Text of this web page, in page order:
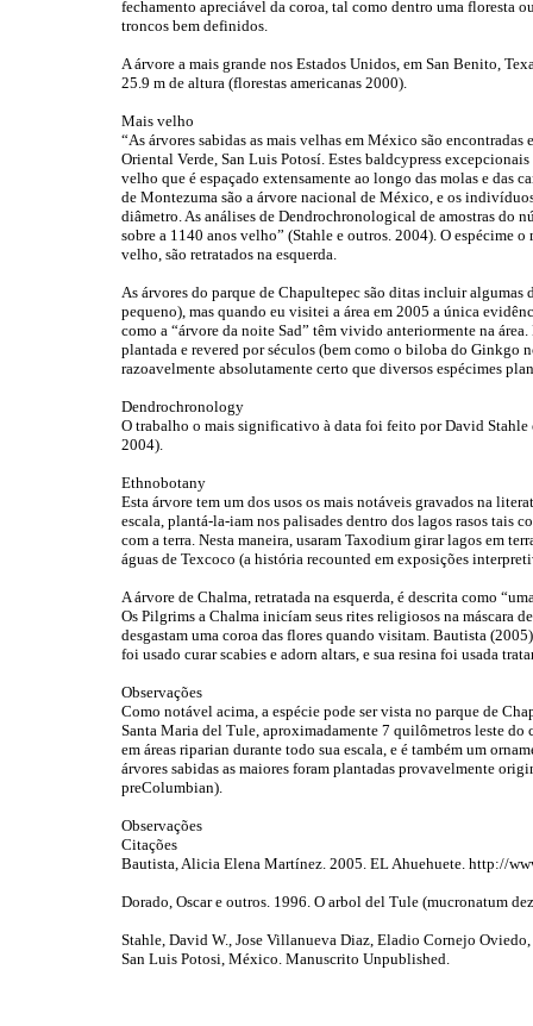
fechamento apreciável da coroa, tal como dentro uma floresta
troncos bem definidos.
A árvore a mais grande nos Estados Unidos, em San Benito,
25.9 m de altura (florestas americanas 2000).
Mais velho
“As árvores sabidas as mais velhas em México são
Oriental Verde, San Luis Potosí. Estes baldcypress
velho que é espaçado extensamente ao longo das molas e das
de Montezuma são a árvore nacional de México, e os
diâmetro. As análises de Dendrochronological de amostras do
sobre a 1140 anos velho” (Stahle e outros. 2004). O espécime
velho, são retratados na esquerda.
As árvores do parque de Chapultepec são ditas incluir
pequeno), mas quando eu visitei a área em 2005 a única
como a “árvore da noite Sad” têm vivido anteriormente na
plantada e revered por séculos (bem como o biloba do Ginkgo
razoavelmente absolutamente certo que diversos espécimes
Dendrochronology
O trabalho o mais significativo à data foi feito por David Stahle
2004).
Ethnobotany
Esta árvore tem um dos usos os mais notáveis gravados na
escala, plantá-la-iam nos palisades dentro dos lagos rasos tais
com a terra. Nesta maneira, usaram Taxodium girar lagos em
águas de Texcoco (a história recounted em exposições
A árvore de Chalma, retratada na esquerda, é descrita como
Os Pilgrims a Chalma inicíam seus rites religiosos na máscara
desgastam uma coroa das flores quando visitam. Bautista
foi usado curar scabies e adorn altars, e sua resina foi usada
Observações
Como notável acima, a espécie pode ser vista no parque de
Santa Maria del Tule, aproximadamente 7 quilômetros leste do
em áreas riparian durante todo sua escala, e é também um
árvores sabidas as maiores foram plantadas provavelmente
preColumbian).
Observações
Citações
Bautista, Alicia Elena Martínez. 2005. EL Ahuehuete. http://
Dorado, Oscar e outros. 1996. O arbol del Tule (mucronatum
Stahle, David W., Jose Villanueva Diaz, Eladio Cornejo
San Luis Potosi, México. Manuscrito Unpublished.